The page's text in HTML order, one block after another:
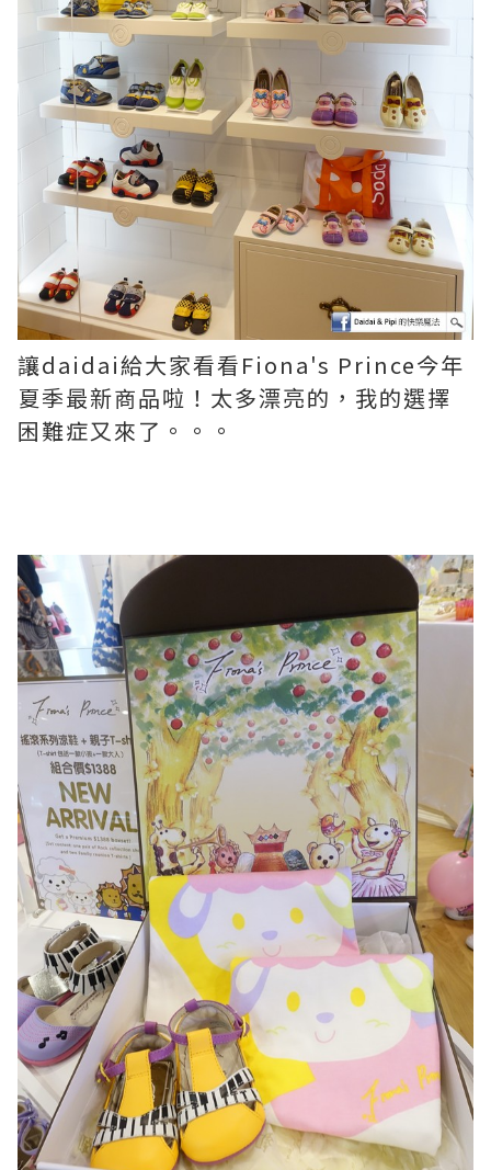
讓daidai給大家看看Fiona's Prince今年
夏季最新商品啦！太多漂亮的，我的選擇
困難症又來了。。。